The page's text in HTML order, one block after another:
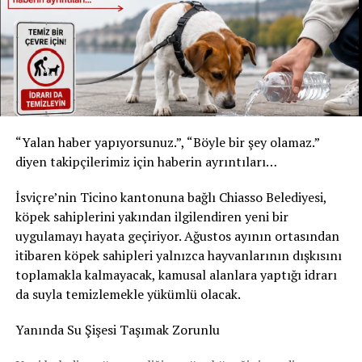
* Şişe: 200 ml
* Son tüketim tarihi: 31 Temmuz 2027
* Kızılay Elma Aromalı Gazlı İçecek
* Şişe: 200 ml
* Son tüketim tarihi: 20 Şubat 2027
ürünlerin geri çağırma kapsamında olduğunu belirtti.
Akar Swiss AG, tüketicilerden belirtilen ürünleri
kesinlikle tüketmemelerini istedi. Geri çağırma
kapsamındaki içecekler, satın alma fişi ibraz edilmeden
satın alındıkları market veya satış noktasına teslim
edilebilecek. Ürün bedeli tüketicilere tam olarak iade
“Yalan haber yapıyorsunuz.”, “Böyle bir şey olamaz.”
diyen takipçilerimiz için haberin ayrıntıları…
İsviçre’nin Ticino kantonuna bağlı Chiasso Belediyesi,
köpek sahiplerini yakından ilgilendiren yeni bir
uygulamayı hayata geçiriyor. Ağustos ayının ortasından
itibaren köpek sahipleri yalnızca hayvanlarının dışkısını
toplamakla kalmayacak, kamusal alanlara yaptığı idrarı
da suyla temizlemekle yükümlü olacak.
Yanında Su Şişesi Taşımak Zorunlu